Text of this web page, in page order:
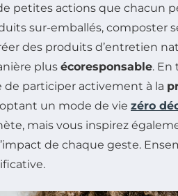
petites actions que chacun
sur-emballés, composter
des produits d’entretien
plus écoresponsable. En
de participer activement à la
un mode de vie zéro
mais vous inspirez
de chaque geste.